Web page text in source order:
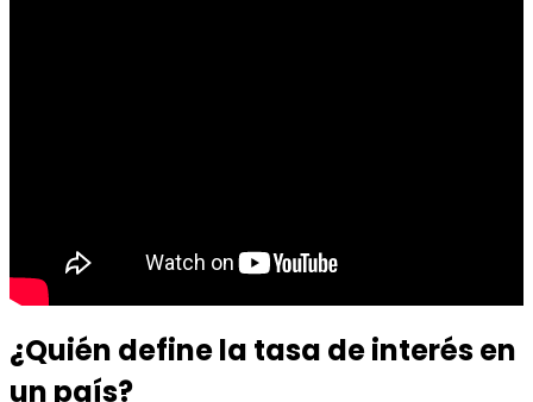
¿Quién define la tasa de interés en
un país?